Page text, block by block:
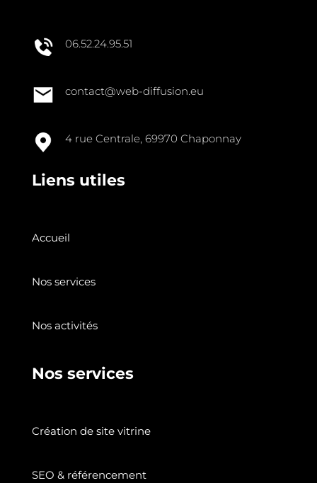
06.52.24.95.51
contact@web-diffusion.eu
4 rue Centrale, 69970 Chaponnay
Liens utiles
Accueil
Nos services
Nos activités
Nos services
Création de site vitrine
SEO & référencement